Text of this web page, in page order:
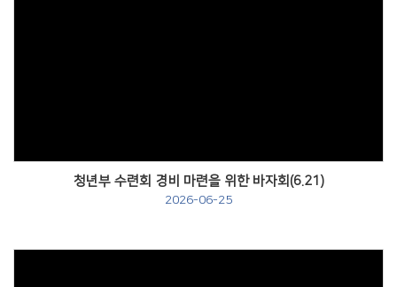
청년부 수련회 경비 마련을 위한 바자회(6.21)
2026-06-25